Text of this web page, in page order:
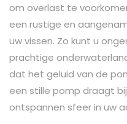
om overlast te
een rustige en
uw vissen. Zo kunt u
prachtige
dat het geluid van de
een stille pomp draagt
ontspannen sfeer in uw